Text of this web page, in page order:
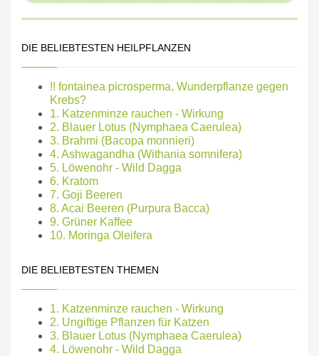
DIE BELIEBTESTEN HEILPFLANZEN
!! fontainea picrosperma, Wunderpflanze gegen
Krebs?
1. Katzenminze rauchen - Wirkung
2. Blauer Lotus (Nymphaea Caerulea)
3. Brahmi (Bacopa monnieri)
4. Ashwagandha (Withania somnifera)
5. Löwenohr - Wild Dagga
6. Kratom
7. Goji Beeren
8. Acai Beeren (Purpura Bacca)
9. Grüner Kaffee
10. Moringa Oleifera
DIE BELIEBTESTEN THEMEN
1. Katzenminze rauchen - Wirkung
2. Ungiftige Pflanzen für Katzen
3. Blauer Lotus (Nymphaea Caerulea)
4. Löwenohr - Wild Dagga